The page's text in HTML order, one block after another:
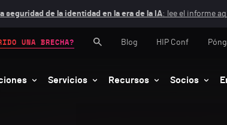
seguridad de la identidad en la era de la IA: lee el informe
Servicios Recursos Socios
UNA BRECHA? Blog HIP Conf